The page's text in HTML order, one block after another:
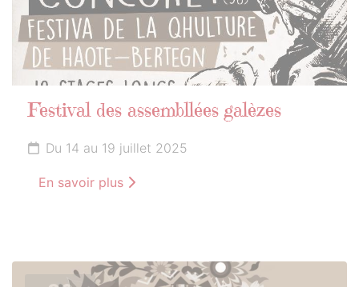
Festival des assembllées galèzes
Du 14 au 19 juillet 2025
En savoir plus